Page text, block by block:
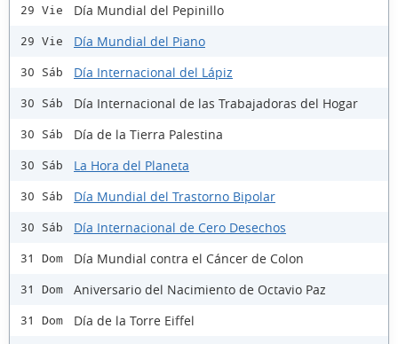
29 Vie Día Mundial del Pepinillo
29 Vie Día Mundial del Piano
30 Sáb Día Internacional del Lápiz
30 Sáb Día Internacional de las Trabajadoras del Hogar
30 Sáb Día de la Tierra Palestina
30 Sáb La Hora del Planeta
30 Sáb Día Mundial del Trastorno Bipolar
30 Sáb Día Internacional de Cero Desechos
31 Dom Día Mundial contra el Cáncer de Colon
31 Dom Aniversario del Nacimiento de Octavio Paz
31 Dom
Día de la Torre Eiffel